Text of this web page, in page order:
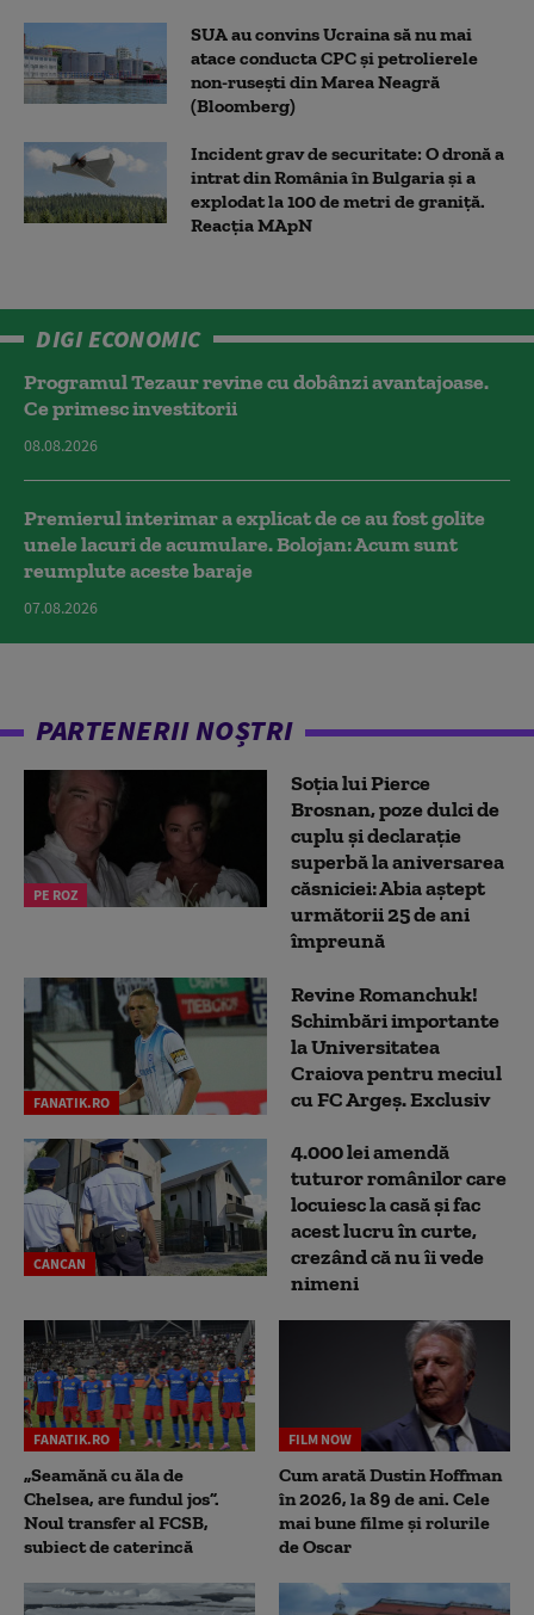
SUA au convins Ucraina să nu mai
atace conducta CPC şi petrolierele
non-ruseşti din Marea Neagră
(Bloomberg)
Incident grav de securitate: O dronă a
intrat din România în Bulgaria şi a
explodat la 100 de metri de graniţă.
Reacția MApN
DIGI ECONOMIC
Programul Tezaur revine cu dobânzi avantajoase.
Ce primesc investitorii
08.08.2026
Premierul interimar a explicat de ce au fost golite
unele lacuri de acumulare. Bolojan: Acum sunt
reumplute aceste baraje
07.08.2026
PARTENERII NOȘTRI
PE ROZ
Soția lui Pierce
Brosnan, poze dulci de
cuplu și declarație
superbă la aniversarea
căsniciei: Abia aștept
următorii 25 de ani
împreună
FANATIK.RO
Revine Romanchuk!
Schimbări importante
la Universitatea
Craiova pentru meciul
cu FC Argeş. Exclusiv
CANCAN
4.000 lei amendă
tuturor românilor care
locuiesc la casă și fac
acest lucru în curte,
crezând că nu îi vede
nimeni
FANATIK.RO
„Seamănă cu ăla de
Chelsea, are fundul jos”.
Noul transfer al FCSB,
subiect de caterincă
FILM NOW
Cum arată Dustin Hoffman
în 2026, la 89 de ani. Cele
mai bune filme și rolurile
de Oscar